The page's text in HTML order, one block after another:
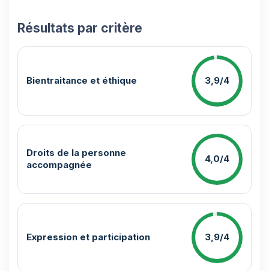
Résultats par critère
Bientraitance et éthique 3,9/4
Droits de la personne
accompagnée
4,0/4
Expression et participation 3,9/4